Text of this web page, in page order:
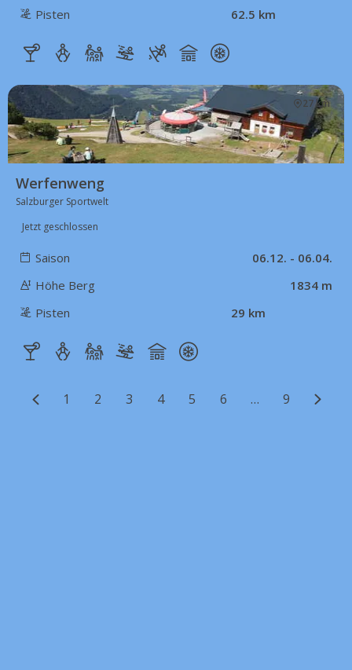
Pisten
62.5 km
27 km
Werfenweng
Salzburger Sportwelt
Jetzt geschlossen
Saison
06.12. - 06.04.
Höhe Berg
1834 m
Pisten
29 km
1 2 3 4 5 6 … 9